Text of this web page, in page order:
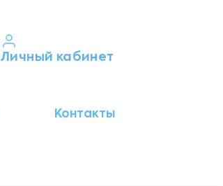
Личный кабинет
Контакты